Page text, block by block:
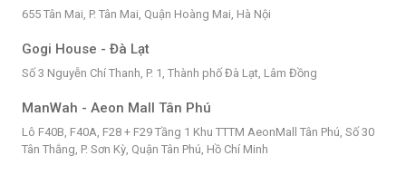
655 Tân Mai, P. Tân Mai, Quận Hoàng Mai, Hà Nội
Gogi House - Đà Lạt
Số 3 Nguyễn Chí Thanh, P. 1, Thành phố Đà Lạt, Lâm Đồng
ManWah - Aeon Mall Tân Phú
Lô F40B, F40A, F28 + F29 Tầng 1 Khu TTTM AeonMall Tân Phú, Số 30
Tân Thắng, P. Sơn Kỳ, Quận Tân Phú, Hồ Chí Minh